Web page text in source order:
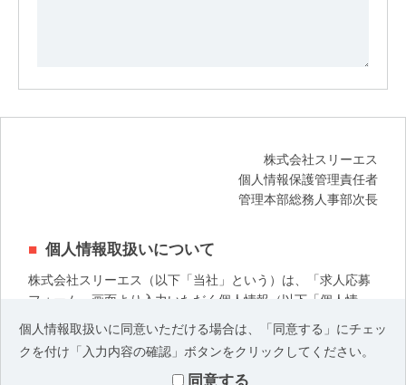
株式会社スリーエス
個人情報保護管理責任者
管理本部総務人事部次長
個人情報取扱いについて
株式会社スリーエス（以下「当社」という）は、「求人応募
フォーム」画面より入力いただく個人情報（以下「個人情
報」という）について、以下の通り適切かつ厳格に取扱いま
す。
記
当社は、下記の目的で個人情報を利用いたします。
個人情報取扱いに同意いただける場合は、「同意する」にチェッ
クを付け「入力内容の確認」ボタンをクリックしてください。
同意する